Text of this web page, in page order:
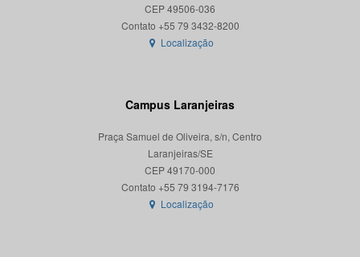
CEP 49506-036
Localização
Campus Laranjeiras
Praça Samuel de Oliveira, s/n, Centro
Laranjeiras/SE
CEP 49170-000
Localização